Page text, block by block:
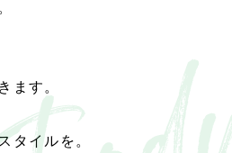
ます。
タイルを。